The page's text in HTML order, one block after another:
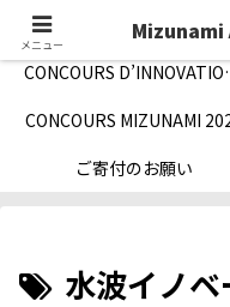
Concept/ご挨拶
CONCOURS MIZUNAMI
ご寄付のお願い
水波イノ
メニュー